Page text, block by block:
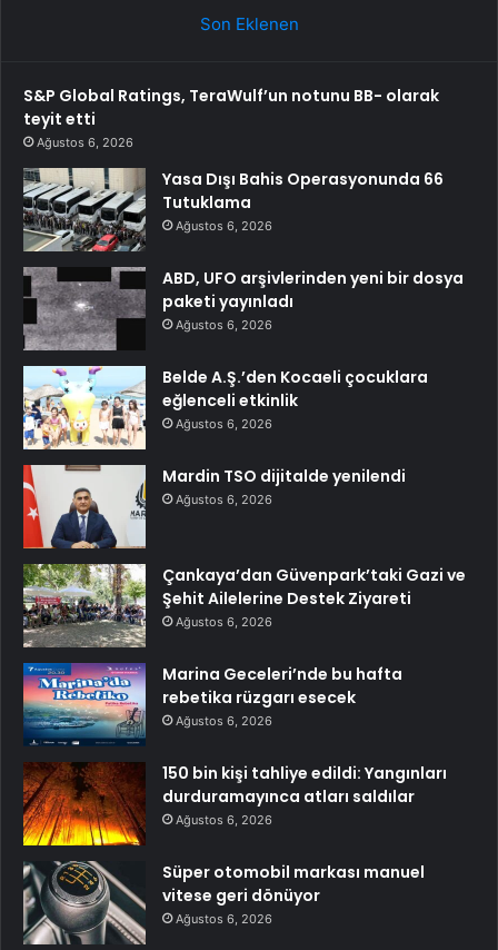
Son Eklenen
S&P Global Ratings, TeraWulf’un notunu BB- olarak
teyit etti
Ağustos 6, 2026
Yasa Dışı Bahis Operasyonunda 66
Tutuklama
Ağustos 6, 2026
ABD, UFO arşivlerinden yeni bir dosya
paketi yayınladı
Ağustos 6, 2026
Belde A.Ş.’den Kocaeli çocuklara
eğlenceli etkinlik
Ağustos 6, 2026
Mardin TSO dijitalde yenilendi
Ağustos 6, 2026
Çankaya’dan Güvenpark’taki Gazi ve
Şehit Ailelerine Destek Ziyareti
Ağustos 6, 2026
Marina Geceleri’nde bu hafta
rebetika rüzgarı esecek
Ağustos 6, 2026
150 bin kişi tahliye edildi: Yangınları
durduramayınca atları saldılar
Ağustos 6, 2026
Süper otomobil markası manuel
vitese geri dönüyor
Ağustos 6, 2026